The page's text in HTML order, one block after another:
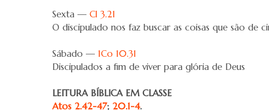
Sexta — Cl 3.21
O discipulado nos faz buscar as coisas que são de
Sábado — 1Co 10.31
Discipulados a fim de viver para glória de Deus
LEITURA BÍBLICA EM CLASSE
Atos 2.42-47; 20.1-4.